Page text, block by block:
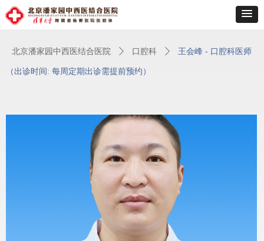
北京潘家园中西医结合医院 ꄲ 口腔科 ꄲ 王会峰 - 口腔科医师
（出诊时间: 每周定期出诊需提前预约）